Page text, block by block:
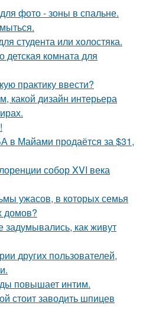
фото - зоны в спальне.
студента или холостяка.
детская комната для
практику ввести?
какой дизайн интерьера
в Майами продаётся за $31,
собор XVI века
ужасов, в которых семья
домов?
как живут
других пользователей,
повышает интим.
стоит заводить шпицев